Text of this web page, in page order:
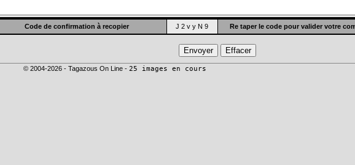
Code de confirmation à recopier J 2 v y N 9 Re taper le code pour valider votre
© 2004-2026 - Tagazous On Line - 25 images en cours